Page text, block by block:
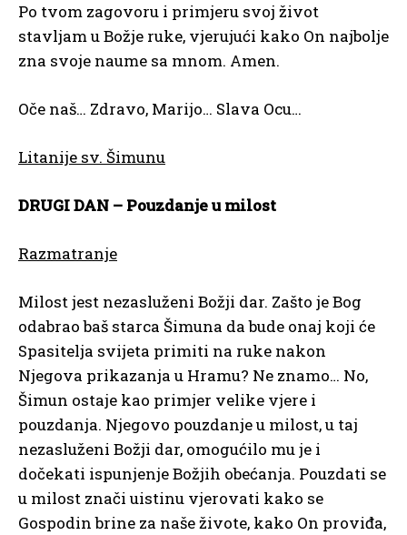
Po tvom zagovoru i primjeru svoj život
stavljam u Božje ruke, vjerujući kako On najbolje
zna svoje naume sa mnom. Amen.
Oče naš… Zdravo, Marijo… Slava Ocu…
Litanije sv. Šimunu
DRUGI DAN – Pouzdanje u milost
Razmatranje
Milost jest nezasluženi Božji dar. Zašto je Bog
odabrao baš starca Šimuna da bude onaj koji će
Spasitelja svijeta primiti na ruke nakon
Njegova prikazanja u Hramu? Ne znamo… No,
Šimun ostaje kao primjer velike vjere i
pouzdanja. Njegovo pouzdanje u milost, u taj
nezasluženi Božji dar, omogućilo mu je i
dočekati ispunjenje Božjih obećanja. Pouzdati se
u milost znači uistinu vjerovati kako se
Gospodin brine za naše živote, kako On proviđa,